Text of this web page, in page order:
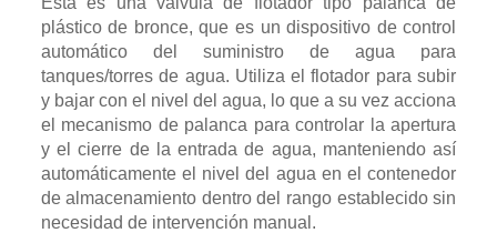
plástico de bronce, que es un dispositivo de control
automático del suministro de agua para
tanques/torres de agua. Utiliza el flotador para subir
y bajar con el nivel del agua, lo que a su vez acciona
el mecanismo de palanca para controlar la apertura
y el cierre de la entrada de agua, manteniendo así
automáticamente el nivel del agua en el contenedor
de almacenamiento dentro del rango establecido sin
necesidad de intervención manual.